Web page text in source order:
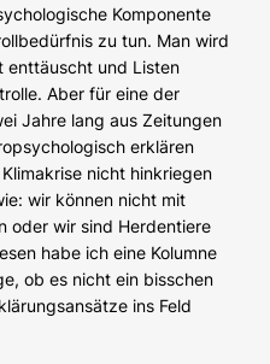
Komponente
zu tun. Man wird
enttäuscht und Listen
Aber für eine der
Jahre lang aus Zeitungen
erklären
nicht hinkriegen
wir können nicht mit
oder wir sind Herdentiere
habe ich eine Kolumne
ob es nicht ein bisschen
ins Feld